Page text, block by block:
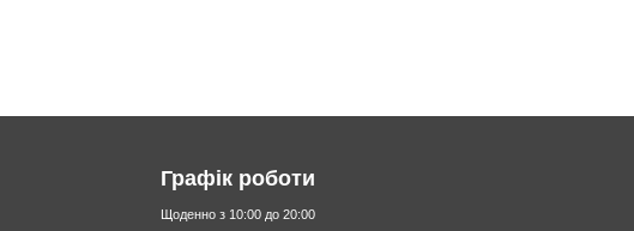
Графік роботи
Щоденно з 10:00 до 20:00